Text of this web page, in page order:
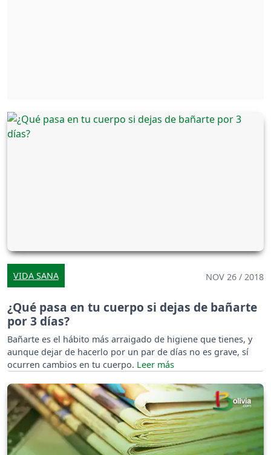
VIDA SANA NOV 26 / 2018
¿Qué pasa en tu cuerpo si dejas de bañarte
por 3 días?
Bañarte es el hábito más arraigado de higiene que tienes, y
aunque dejar de hacerlo por un par de días no es grave, sí
ocurren cambios en tu cuerpo.